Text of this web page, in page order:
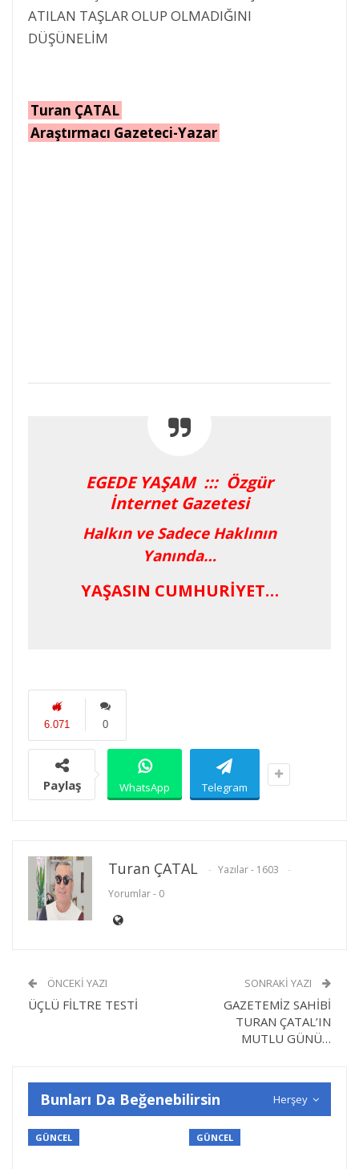
ATILAN TAŞLAR OLUP OLMADIĞINI
DÜŞÜNELİM
Turan ÇATAL
Araştırmacı Gazeteci-Yazar
EGEDE YAŞAM ::: Özgür
İnternet Gazetesi
Halkın ve Sadece Haklının
Yanında…
YAŞASIN CUMHURİYET…
0
6.071
Paylaş WhatsApp Telegram
Turan ÇATAL
Yazılar - 1603
Yorumlar - 0
ÖNCEKI YAZI
ÜÇLÜ FİLTRE TESTİ
SONRAKI YAZI
GAZETEMİZ SAHİBİ
TURAN ÇATAL’IN
MUTLU GÜNÜ…
Herşey
Bunları Da Beğenebilirsin
GÜNCEL GÜNCEL